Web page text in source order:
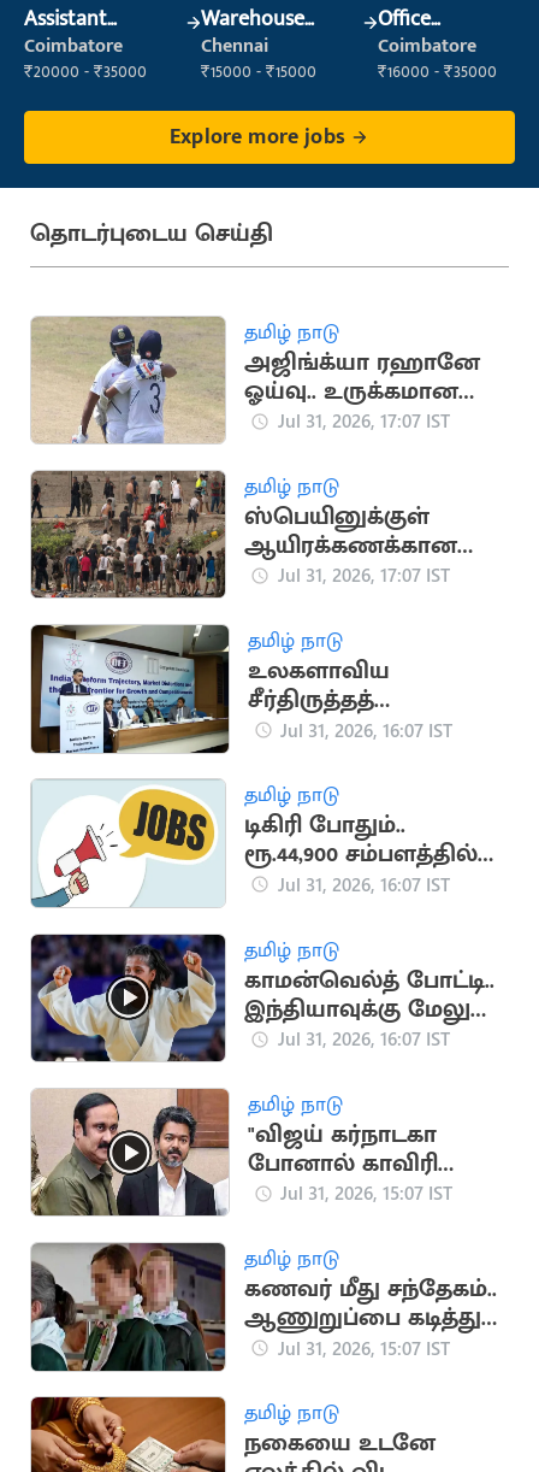
Assistant
Manager
Coimbatore
₹20000 - ₹35000
Warehouse
Supervisor
(Warehouse &
Chennai
₹15000 - ₹15000
Office
Administrator
Coimbatore
₹16000 - ₹35000
Explore more jobs
தொடர்புடைய செய்தி
தமிழ் நாடு
அஜிங்க்யா ரஹானே
ஓய்வு.. உருக்கமான
பதிவை வெளியிட்ட
Jul 31, 2026, 17:07 IST
தமிழ் நாடு
ஸ்பெயினுக்குள்
ஆயிரக்கணக்கான
அகதிகள்
பரபரப்பு.. நெரிசலில்
சிக்கி 9 பேர் பலி
Jul 31, 2026, 17:07 IST
தமிழ் நாடு
உலகளாவிய
சீர்திருத்தத்
தரவரிசையில் இந்தியா
முன்னேற்றம்
Jul 31, 2026, 16:07 IST
தமிழ் நாடு
டிகிரி போதும்..
ரூ.44,900 சம்பளத்தில்
மத்திய அரசு வேலை
Jul 31, 2026, 16:07 IST
தமிழ் நாடு
காமன்வெல்த் போட்டி..
இந்தியாவுக்கு மேலும்
ஒரு தங்கம்
Jul 31, 2026, 16:07 IST
தமிழ் நாடு
"விஜய் கர்நாடகா
போனால் காவிரி
வந்துவிடாது" -
Jul 31, 2026, 15:07 IST
தமிழ் நாடு
கணவர் மீது சந்தேகம்..
ஆணுறுப்பை கடித்து
துப்பிய மனைவி
Jul 31, 2026, 15:07 IST
தமிழ் நாடு
நகையை உடனே